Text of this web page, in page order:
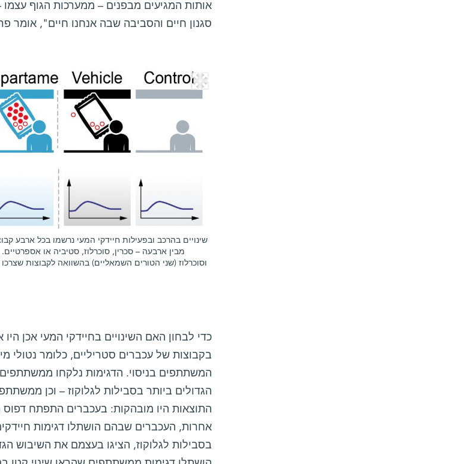
אותות המגיעים מבפנים – ממערכות הגוף עצמו
סגנון חיים והסביבה שבה אנחנו חיים", אומר
שינויים בהרכב ובפעילות חיידקי המעי נרשמו בכל ארבע
מבין ארבעה – סכרין, סוכרלוז, סטיביה או
וסוכרלוז (שני הטורים השמאליים) בהשוואה לקבוצות
כדי לבחון האם השינויים בחיידקי המעי אכן
המשתתפים בניסוי. הדגימות נלקחו ממשתתפים
הגדולים ביותר בסבילות לגלוקוז – וכן
התוצאות היו מובהקות: בעכברים התפתח
אחרות, העכברים שבהם הושתלו דגימות
בסבילות לגלוקוז, הציגו בעצמם את השיבוש